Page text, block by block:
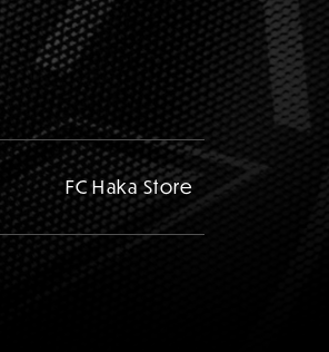
FC Haka Store